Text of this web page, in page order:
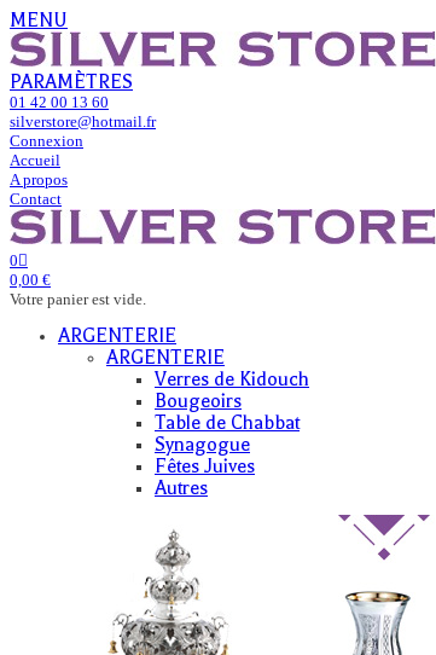
MENU
PARAMÈTRES
01 42 00 13 60
silverstore@hotmail.fr
Connexion
Accueil
A propos
Contact
0
0,00 €
Votre panier est vide.
ARGENTERIE
ARGENTERIE
Verres de Kidouch
Bougeoirs
Table de Chabbat
Synagogue
Fêtes Juives
Autres